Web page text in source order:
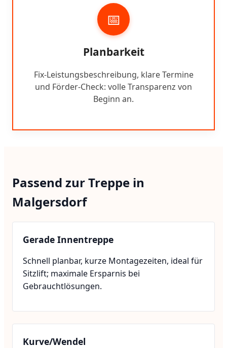
📅
Planbarkeit
Fix-Leistungsbeschreibung, klare Termine
und Förder-Check: volle Transparenz von
Beginn an.
Passend zur Treppe in
Malgersdorf
Gerade Innentreppe
Schnell planbar, kurze Montagezeiten, ideal für
Sitzlift; maximale Ersparnis bei
Gebrauchtlösungen.
Kurve/Wendel